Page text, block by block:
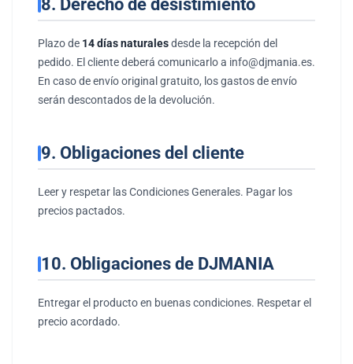
8. Derecho de desistimiento
Plazo de 14 días naturalesdesde la recepción del
pedido. El cliente deberá comunicarlo a info@djmania.es.
En caso de envío original gratuito, los gastos de envío
serán descontados de la devolución.
9. Obligaciones del cliente
Leer y respetar las Condiciones Generales. Pagar los
precios pactados.
10. Obligaciones de DJMANIA
Entregar el producto en buenas condiciones. Respetar el
precio acordado.